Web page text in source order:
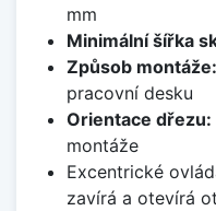
mm
Minimální šířka
Způsob montáže:
pracovní desku
Orientace dřezu:
montáže
Excentrické
zavírá a otevírá